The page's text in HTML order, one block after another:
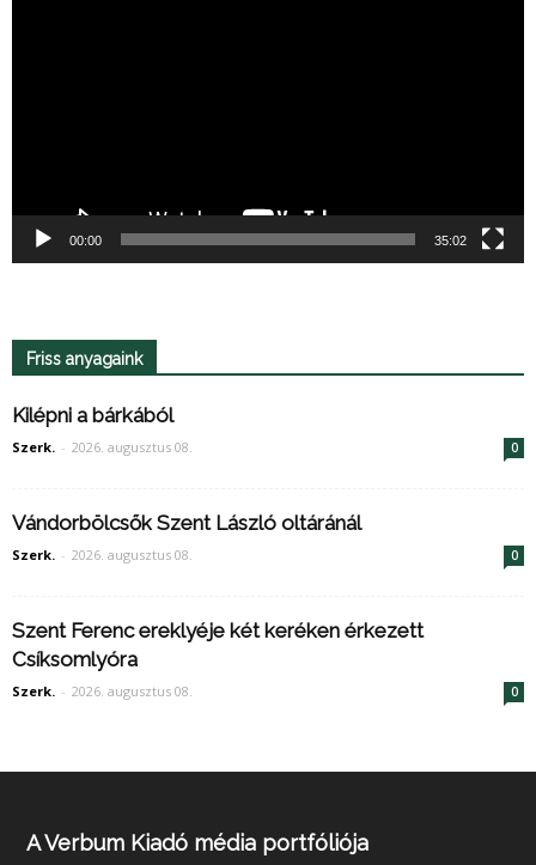
00:00 35:02
Friss anyagaink
Kilépni a bárkából
Szerk. - 2026. augusztus 08. 0
Vándorbölcsők Szent László oltáránál
Szerk. - 2026. augusztus 08. 0
Szent Ferenc ereklyéje két keréken érkezett
Csíksomlyóra
Szerk. - 2026. augusztus 08. 0
A Verbum Kiadó média portfóliója